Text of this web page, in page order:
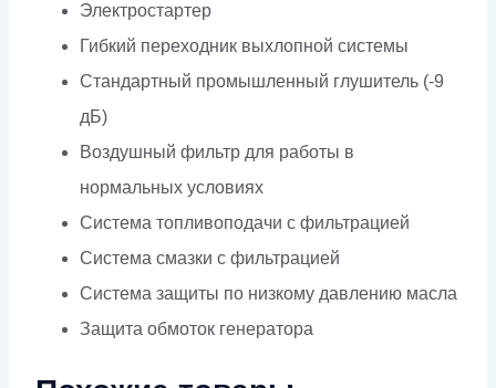
Электростартер
Гибкий переходник выхлопной системы
Стандартный промышленный глушитель (-9
дБ)
Воздушный фильтр для работы в
нормальных условиях
Система топливоподачи с фильтрацией
Система смазки с фильтрацией
Система защиты по низкому давлению масла
Защита обмоток генератора